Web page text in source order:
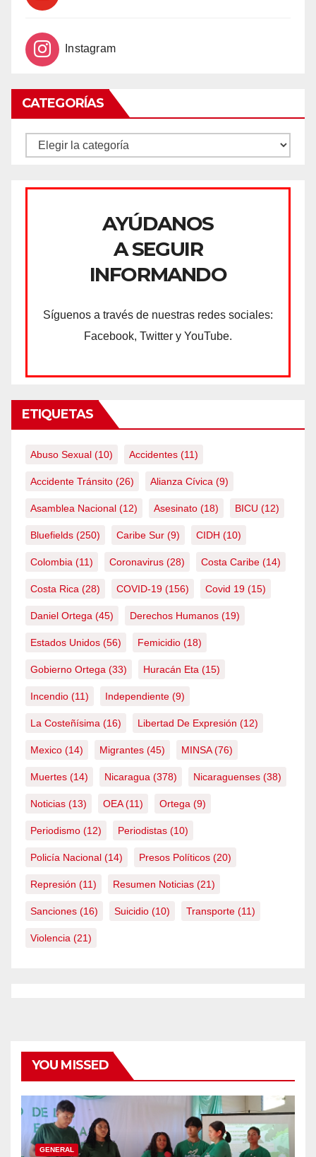
Instagram
CATEGORÍAS
CATEGORÍAS
AYÚDANOS
A SEGUIR
INFORMANDO
Síguenos a través de nuestras redes sociales:
Facebook, Twitter y YouTube.
ETIQUETAS
Abuso Sexual (10) Accidentes (11)
Accidente Tránsito (26) Alianza Cívica (9)
Asamblea Nacional (12) Asesinato (18) BICU (12)
Bluefields (250) Caribe Sur (9) CIDH (10)
Colombia (11) Coronavirus (28) Costa Caribe (14)
Costa Rica (28) COVID-19 (156) Covid 19 (15)
Daniel Ortega (45) Derechos Humanos (19)
Estados Unidos (56) Femicidio (18)
Gobierno Ortega (33) Huracán Eta (15)
Incendio (11) Independiente (9)
La Costeñísima (16) Libertad De Expresión (12)
Mexico (14) Migrantes (45) MINSA(76)
Muertes (14) Nicaragua (378) Nicaraguenses (38)
Noticias (13) OEA(11) Ortega (9)
Periodismo (12) Periodistas (10)
Policía Nacional (14) Presos Políticos (20)
Represión (11) Resumen Noticias (21)
Sanciones (16) Suicidio (10) Transporte (11)
Violencia (21)
YOU MISSED
GENERAL